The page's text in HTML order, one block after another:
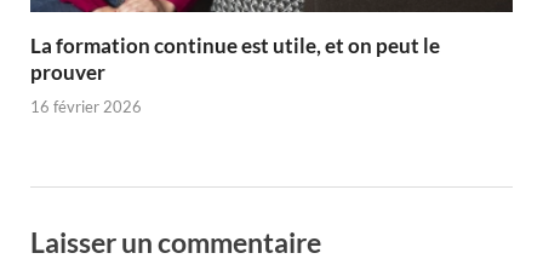
La formation continue est utile, et on peut le
prouver
16 février 2026
Laisser un commentaire